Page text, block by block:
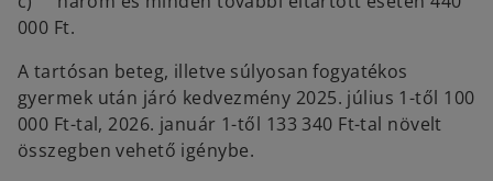
000 Ft.
A tartósan beteg, illetve súlyosan fogyatékos
gyermek után járó kedvezmény 2025. július 1-től 100
000 Ft-tal, 2026. január 1-től 133 340 Ft-tal növelt
összegben vehető igénybe.